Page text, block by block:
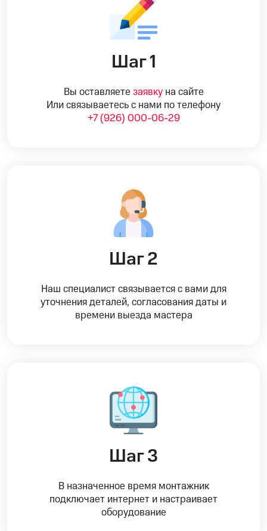
Шаг 1
Вы оставляете заявкуна сайте
Или связываетесь с нами по телефону
+7 (926) 000-06-29
Шаг 2
Наш специалист связывается с вами для
уточнения деталей, согласования даты и
времени выезда мастера
Шаг 3
В назначенное время монтажник
подключает интернет и настраивает
оборудование